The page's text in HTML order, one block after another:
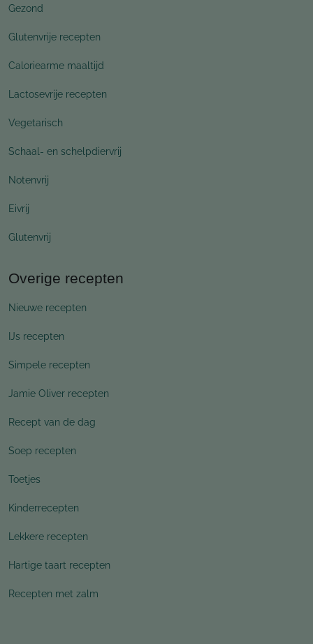
Gezond
Glutenvrije recepten
Caloriearme maaltijd
Lactosevrije recepten
Vegetarisch
Schaal- en schelpdiervrij
Notenvrij
Eivrij
Glutenvrij
Overige recepten
Nieuwe recepten
IJs recepten
Simpele recepten
Jamie Oliver recepten
Recept van de dag
Soep recepten
Toetjes
Kinderrecepten
Lekkere recepten
Hartige taart recepten
Recepten met zalm